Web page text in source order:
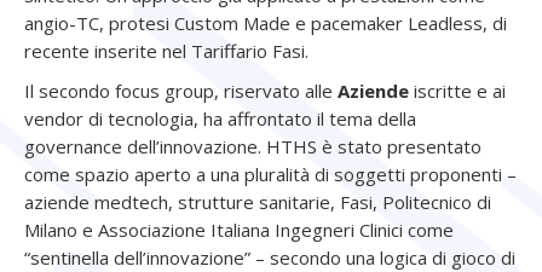
angio-TC, protesi Custom Made e pacemaker Leadless, di
recente inserite nel Tariffario Fasi.
Il secondo focus group, riservato alle Aziende iscritte e ai
vendor di tecnologia, ha affrontato il tema della
governance dell’innovazione. HTHS è stato presentato
come spazio aperto a una pluralità di soggetti proponenti –
aziende medtech, strutture sanitarie, Fasi, Politecnico di
Milano e Associazione Italiana Ingegneri Clinici come
“sentinella dell’innovazione” – secondo una logica di gioco di